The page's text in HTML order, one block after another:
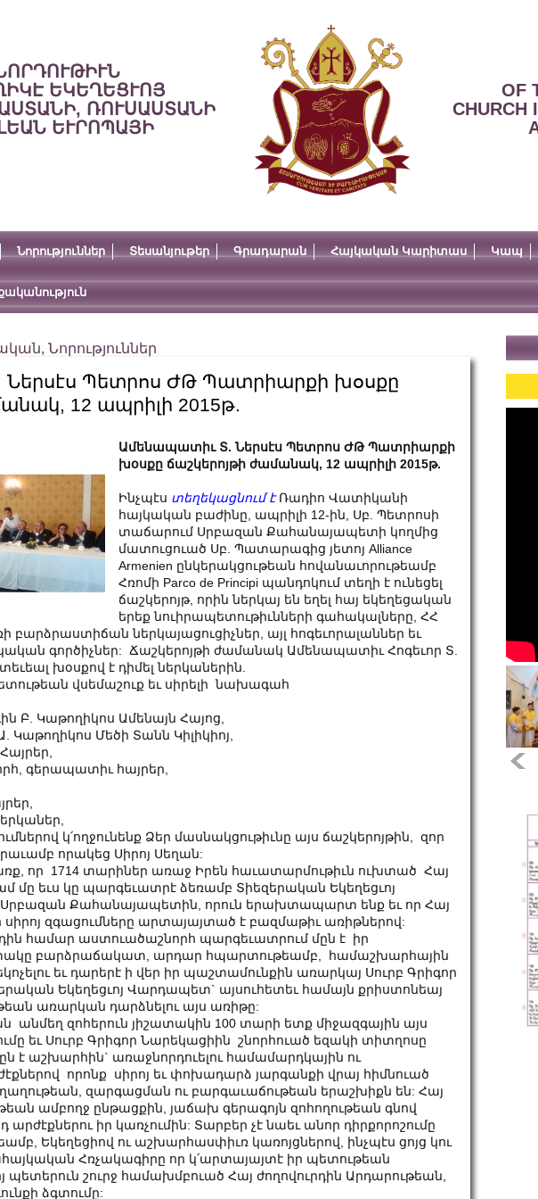
ԵԿԵՂԵՑՒՈՅ
ՌՈՒՍԱՍՏԱՆԻ
ԵՒՐՈՊԱՅԻ
OF
CHURCH
Նորություններ Տեսանյութեր Գրադարան Հայկական Կարիտաս Կապ
, Նորություններ
Պետրոս ԺԹ Պատրիարքի խօսքը
12 ապրիլի 2015թ.
Ամենապատիւ Տ. Ներսէս Պետրոս ԺԹ Պատրիարքի
խօսքը ճաշկերոյթի ժամանակ, 12 ապրիլի 2015թ.
Ինչպէս տեղեկացնում էՌադիո Վատիկանի
հայկական բաժինը, ապրիլի 12-ին, Սբ. Պետրոսի
տաճարում Սրբազան Քահանայապետի կողմից
մատուցուած Սբ. Պատարագից յետոյ Alliance
Armenien ընկերակցութեան հովանաւորութեամբ
Հռոմի Parco de Principi պանդոկում տեղի է ունեցել
ճաշկերոյթ, որին ներկայ են եղել հայ եկեղեցական
երեք նուիրապետութիւնների գահակալները, ՀՀ
ներկայացուցիչներ, այլ հոգեւորալաններ եւ
գործիչներ: Ճաշկերոյթի ժամանակ Ամենապատիւ Հոգեւոր Տ.
խօսքով է դիմել ներկաներին.
վսեմաշուք եւ սիրելի նախագահ
Բ. Կաթողիկոս Ամենայն Հայոց,
Կաթողիկոս Մեծի Տանն Կիլիկիոյ,
գերապատիւ հայրեր,
կ՛ողջունենք Ձեր մասնակցութիւնը այս ճաշկերոյթին, զոր
որակեց Սիրոյ Սեղան:
որ 1714 տարիներ առաջ Իրեն հաւատարմութիւն ուխտած Հայ
մը եւս կը պարգեւատրէ ձեռամբ Տիեզերական Եկեղեցւոյ
Քահանայապետին, որուն երախտապարտ ենք եւ որ Հայ
սիրոյ զգացումները արտայայտած է բազմաթիւ առիթներով:
համար աստուածաշնորհ պարգեւատրում մըն է իր
բարձրաճակատ, արդար հպարտութեամբ, համաշխարհային
եւ դարերէ ի վեր իր պաշտամունքին առարկայ Սուրբ Գրիգոր
Եկեղեցւոյ Վարդապետ` այսուհետեւ համայն քրիստոնեայ
առարկան դարձնելու այս առիթը:
անմեղ զոհերուն յիշատակին 100 տարի ետք միջազգային այս
եւ Սուրբ Գրիգոր Նարեկացիին շնորհուած եզակի տիտղոսը
է աշխարհին` առաջնորդուելու համամարդկային ու
որոնք սիրոյ եւ փոխադարձ յարգանքի վրայ հիմնուած
զարգացման ու բարգաւաճութեան երաշխիքն են: Հայ
ամբողջ ընթացքին, յաճախ գերագոյն զոհողութեան գնով
արժէքներու իր կառչումին: Տարբեր չէ նաեւ անոր դիրքորոշումը
Եկեղեցիով ու աշխարհասփիւռ կառոյցներով, ինչպէս ցոյց կու
Հռչակագիրը որ կ՛արտայայտէ իր պետութեան
պետերուն շուրջ համախմբուած Հայ ժողովուրդին Արդարութեան,
ձգտումը: